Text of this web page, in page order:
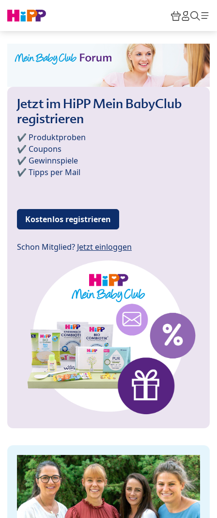
HiPP
Jetzt im HiPP Mein BabyClub
registrieren
✔️ Produktproben
✔️ Coupons
✔️ Gewinnspiele
✔️ Tipps per Mail
Kostenlos registrieren
Schon Mitglied? Jetzt einloggen